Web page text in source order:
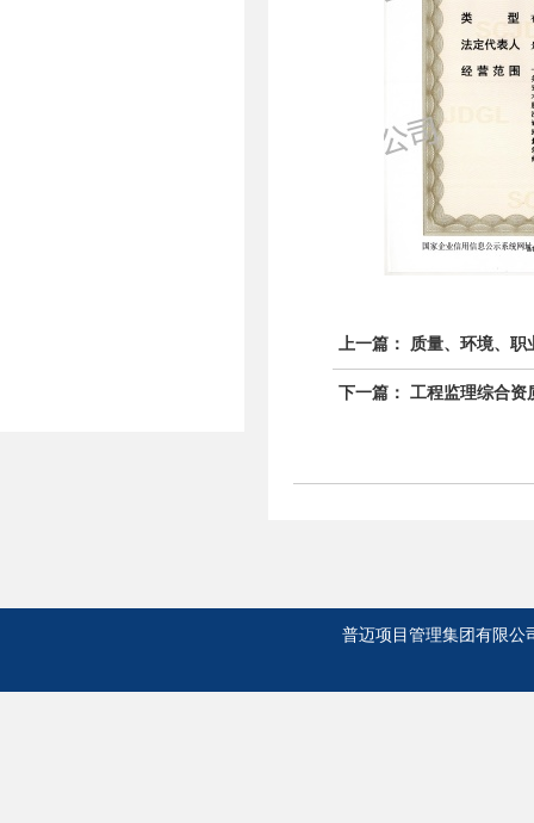
上一篇： 质量、环境、职
下一篇：工程监理综合资
普迈项目管理集团有限公